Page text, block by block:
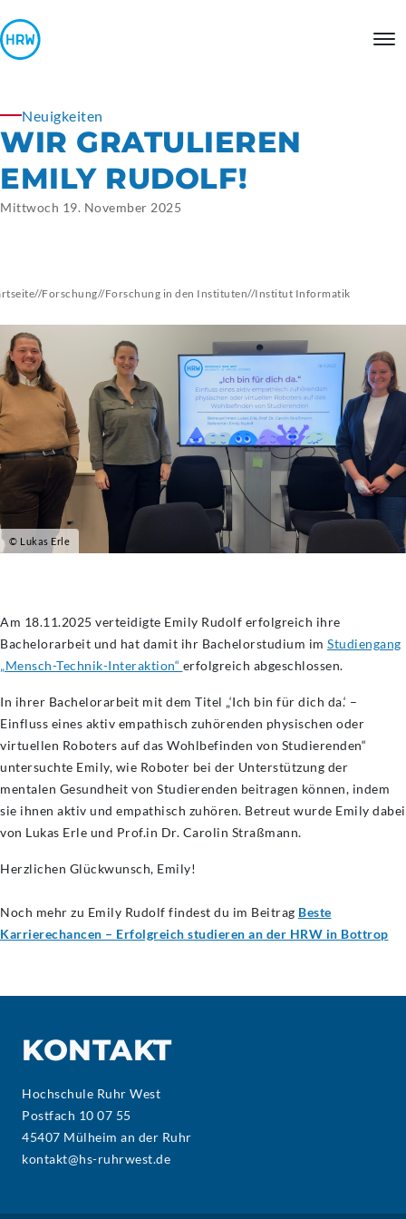
Neuigkeiten
WIR GRATULIEREN
EMILY RUDOLF!
Mittwoch 19. November 2025
//Forschung//Forschung in den Instituten//Institut Informatik
© Lukas Erle
Am 18.11.2025 verteidigte Emily Rudolf erfolgreich ihre
Bachelorarbeit und hat damit ihr Bachelorstudium im Studiengang
„Mensch-Technik-Interaktion“ erfolgreich abgeschlossen.
In ihrer Bachelorarbeit mit dem Titel „‘Ich bin für dich da.‘ –
Einfluss eines aktiv empathisch zuhörenden physischen oder
virtuellen Roboters auf das Wohlbefinden von Studierenden“
untersuchte Emily, wie Roboter bei der Unterstützung der
mentalen Gesundheit von Studierenden beitragen können, indem
sie ihnen aktiv und empathisch zuhören. Betreut wurde Emily dabei
von Lukas Erle und Prof.in Dr. Carolin Straßmann.
Herzlichen Glückwunsch, Emily!
Noch mehr zu Emily Rudolf findest du im Beitrag Beste
Karrierechancen – Erfolgreich studieren an der HRW in Bottrop
KONTAKT
Hochschule Ruhr West
Postfach 10 07 55
45407 Mülheim an der Ruhr
kontakt@hs-ruhrwest.de